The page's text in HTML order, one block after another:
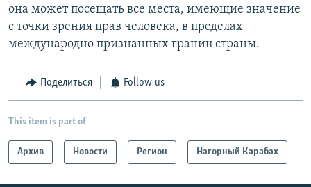
она может посещать все места, имеющие значение
с точки зрения прав человека, в пределах
международно признанных границ страны.
Поделиться Follow us
This item is part of
Архив Новости Регион Нагорный Карабах